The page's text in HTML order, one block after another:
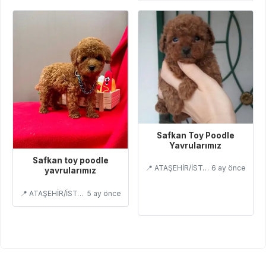
Safkan toy poodle
yavrularımız
📍 ATAŞEHİR/İSTANBUL 5 ay önce
Safkan Toy Poodle
Yavrularımız
📍 ATAŞEHİR/İSTANBUL 6 ay önce